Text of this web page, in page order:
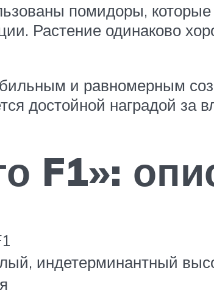
помидоры,
Растение одинаково
и равномерным
достойной наградой за
F1»:
индетерминантный